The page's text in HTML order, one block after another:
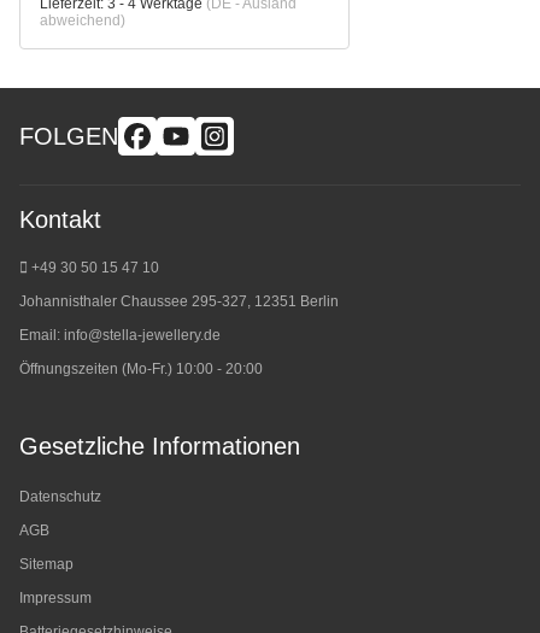
abweichend)
FOLGEN
Kontakt
+49 30 50 15 47 10
Johannisthaler Chaussee 295-327, 12351 Berlin
Email: info@stella-jewellery.de
Öffnungszeiten (Mo-Fr.) 10:00 - 20:00
Gesetzliche Informationen
Datenschutz
AGB
Sitemap
Impressum